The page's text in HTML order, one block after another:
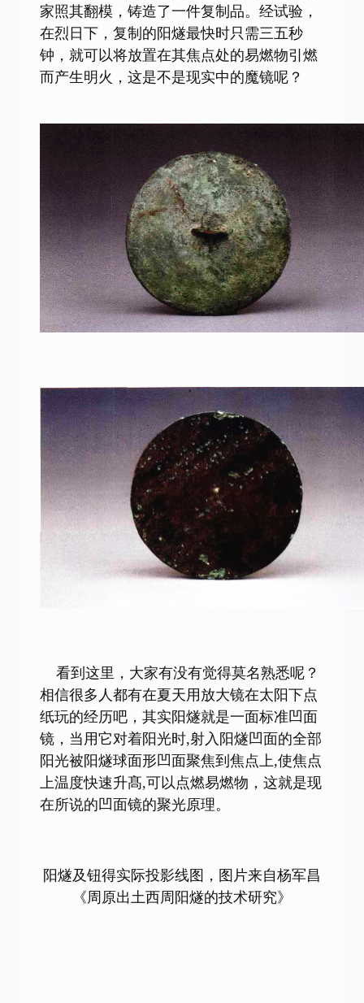
家照其翻模，铸造了一件复制品。经试验，
在烈日下，复制的阳燧最快时只需三五秒
钟，就可以将放置在其焦点处的易燃物引燃
而产生明火，这是不是现实中的魔镜呢？
看到这里，大家有没有觉得莫名熟悉呢？
相信很多人都有在夏天用放大镜在太阳下点
纸玩的经历吧，其实阳燧就是一面标准凹面
镜，当用它对着阳光时,射入阳燧凹面的全部
阳光被阳燧球面形凹面聚焦到焦点上,使焦点
上温度快速升髙,可以点燃易燃物，这就是现
在所说的凹面镜的聚光原理。
阳燧及钮得实际投影线图，图片来自杨军昌
《周原出土西周阳燧的技术研究》